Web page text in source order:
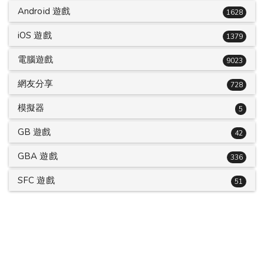
Android 遊戲 1628
iOS 遊戲 1379
電腦遊戲 9023
網友分享 728
模擬器 5
GB 遊戲 42
GBA 遊戲 336
SFC 遊戲 51